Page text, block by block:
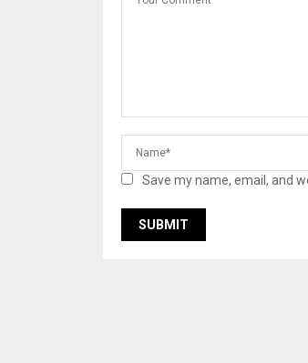
Save my name, email, and